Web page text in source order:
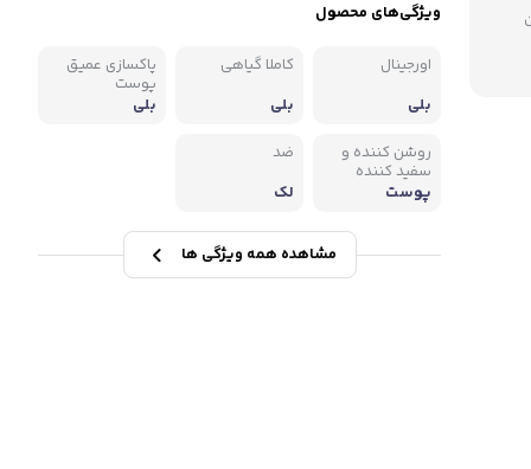
ویژگی‌های محصول
اورجینال
بلی
کاملا گیاهی
بلی
پاکسازی عمیق
پوست
بلی
روشن کننده و
سفید کننده
پوست
ضد
لک
مشاهده همه ویژگی ها